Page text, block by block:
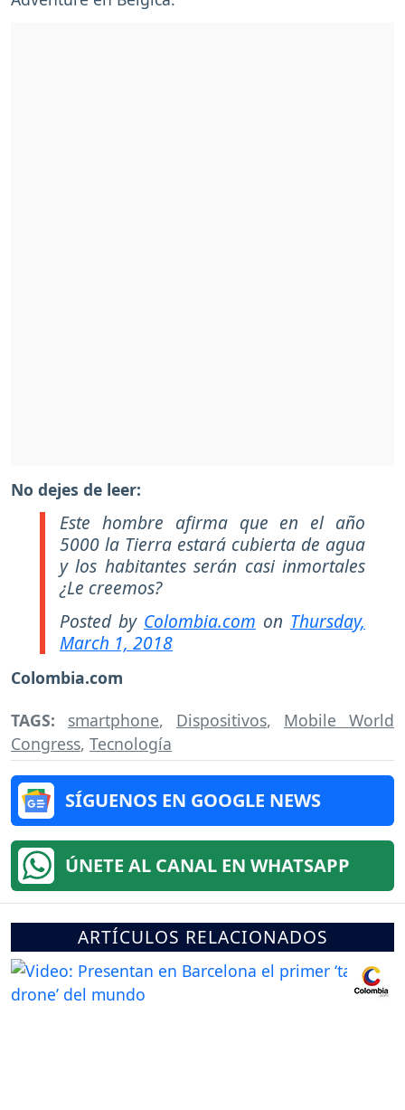
No dejes de leer:
Este hombre afirma que en el año
5000 la Tierra estará cubierta de agua
y los habitantes serán casi inmortales
¿Le creemos?
Posted by Colombia.com on Thursday,
March 1, 2018
Colombia.com
TAGS: smartphone, Dispositivos, Mobile World
Congress, Tecnología
SÍGUENOS EN GOOGLE NEWS
ÚNETE AL CANAL EN WHATSAPP
ARTÍCULOS RELACIONADOS